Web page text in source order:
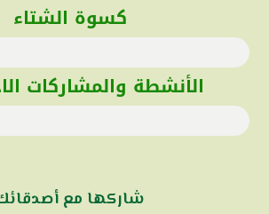
كسوة الشتاء
الأنشطة والمشاركات
شاركها مع